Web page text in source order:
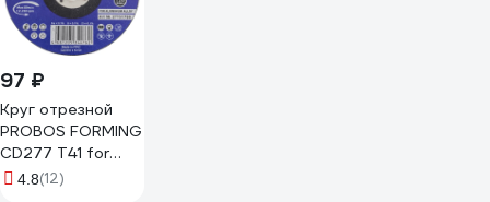
97 ₽
Круг отрезной
PROBOS FORMING
CD277 T41 for
Aluminum
4.8(12)